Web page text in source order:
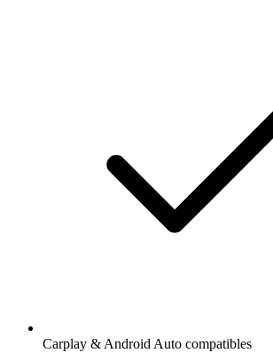
Carplay & Android Auto compatibles